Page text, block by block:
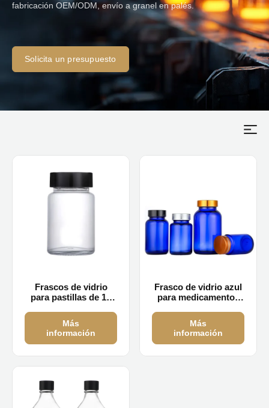
fabricación OEM/ODM, envío a granel en palés.
Solicita un presupuesto
Frascos de vidrio
para pastillas de 15
ml al por mayor
Más
información
Frasco de vidrio azul
para medicamentos
330 ml.
Más
información